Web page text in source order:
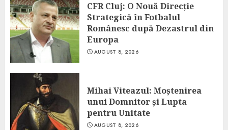
CFR Cluj: O Nouă Direcție
Strategică în Fotbalul
Românesc după Dezastrul din
Europa
AUGUST 8, 2026
Mihai Viteazul: Moștenirea
unui Domnitor și Lupta
pentru Unitate
AUGUST 8, 2026